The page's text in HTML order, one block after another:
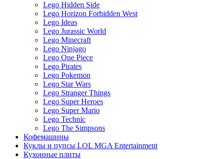
Lego Hidden Side
Lego Horizon Forbidden West
Lego Ideas
Lego Jurassic World
Lego Minecraft
Lego Ninjago
Lego One Piece
Lego Pirates
Lego Pokemon
Lego Star Wars
Lego Stranger Things
Lego Super Heroes
Lego Super Mario
Lego Technic
Lego The Simpsons
Кофемашины
Куклы и пупсы LOL MGA Entertainment
Кухонные плиты